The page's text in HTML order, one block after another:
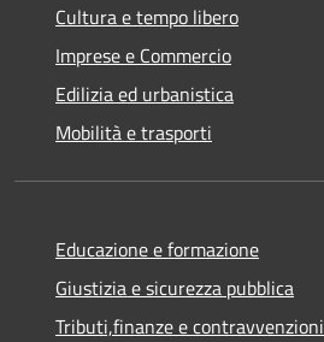
Cultura e tempo libero
Imprese e Commercio
Edilizia ed urbanistica
Mobilità e trasporti
Educazione e formazione
Giustizia e sicurezza pubblica
Tributi,finanze e contravvenzioni